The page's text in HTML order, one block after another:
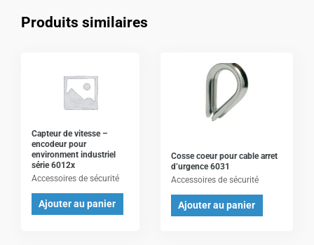
Produits similaires
Capteur de vitesse –
encodeur pour
environment industriel
série 6012x
Accessoires de sécurité
Ajouter au panier
Cosse coeur pour cable arret
d’urgence 6031
Accessoires de sécurité
Ajouter au panier